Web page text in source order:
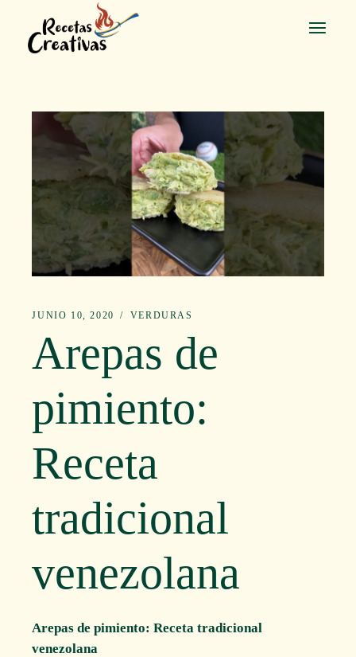
contenido
JUNIO 10, 2020 VERDURAS
Arepas de
pimiento:
Receta
tradicional
venezolana
Arepas de pimiento: Receta tradicional
venezolana